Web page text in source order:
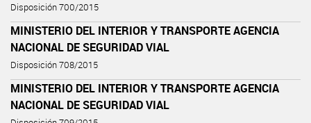
Disposición 700/2015
MINISTERIO DEL INTERIOR Y TRANSPORTE AGENCIA
NACIONAL DE SEGURIDAD VIAL
Disposición 708/2015
MINISTERIO DEL INTERIOR Y TRANSPORTE AGENCIA
NACIONAL DE SEGURIDAD VIAL